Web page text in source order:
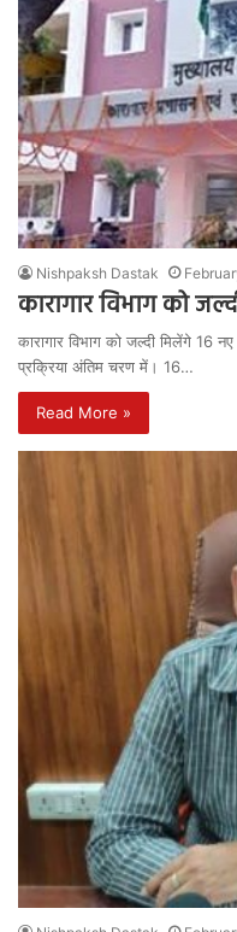
Nishpaksh Dastak
कारागार विभाग को
कारागार विभाग को जल्दी मिलेंगे 16
प्रक्रिया अंतिम चरण में। 16…
Read More »